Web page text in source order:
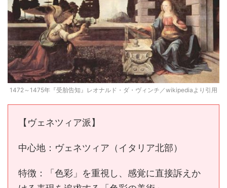
1472～1475年『受胎告知』レオナルド・ダ・ヴィンチ／wikipediaより引用
【ヴェネツィア派】
中心地：ヴェネツィア（イタリア北部）
特徴：「色彩」を重視し、感覚に直接訴えか